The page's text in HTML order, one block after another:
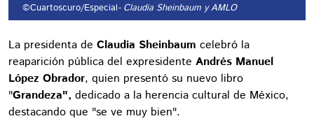
©Cuartoscuro/Especial- Claudia Sheinbaum y AMLO
La presidenta de Claudia Sheinbaum celebró la
reaparición pública del expresidente Andrés Manuel
López Obrador, quien presentó su nuevo libro
"Grandeza", dedicado a la herencia cultural de México,
destacando que "se ve muy bien".